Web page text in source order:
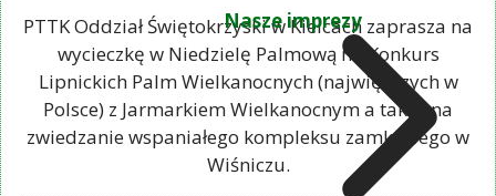
Nasze imprezy
PTTK Oddział Świętokrzyski w Kielcach zaprasza na
wycieczkę w Niedzielę Palmową na Konkurs
Lipnickich Palm Wielkanocnych (największych w
Polsce) z Jarmarkiem Wielkanocnym a także na
zwiedzanie wspaniałego kompleksu zamkowego w
Wiśniczu.